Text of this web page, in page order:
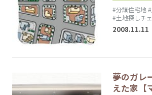
#分譲住宅地
#土地探しチ
2008.11.11
夢のガレ
えた家【